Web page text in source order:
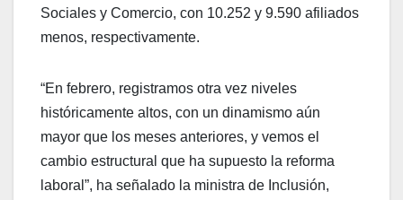
Sociales y Comercio, con 10.252 y 9.590 afiliados
menos, respectivamente.
“En febrero, registramos otra vez niveles
históricamente altos, con un dinamismo aún
mayor que los meses anteriores, y vemos el
cambio estructural que ha supuesto la reforma
laboral”, ha señalado la ministra de Inclusión,